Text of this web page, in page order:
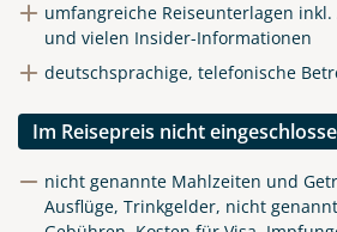
umfangreiche Reiseunterlagen inkl.
und vielen Insider-Informationen
deutschsprachige, telefonische
Im Reisepreis nicht
nicht genannte Mahlzeiten und
Ausflüge, Trinkgelder, nicht